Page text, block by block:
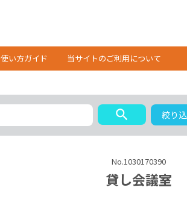
使い方ガイド 当サイトのご利用について
search 絞り
No.1030170390
貸し会議室